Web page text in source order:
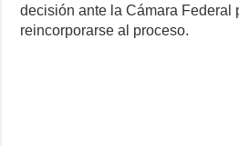
decisión ante la Cámara Federal
reincorporarse al proceso.